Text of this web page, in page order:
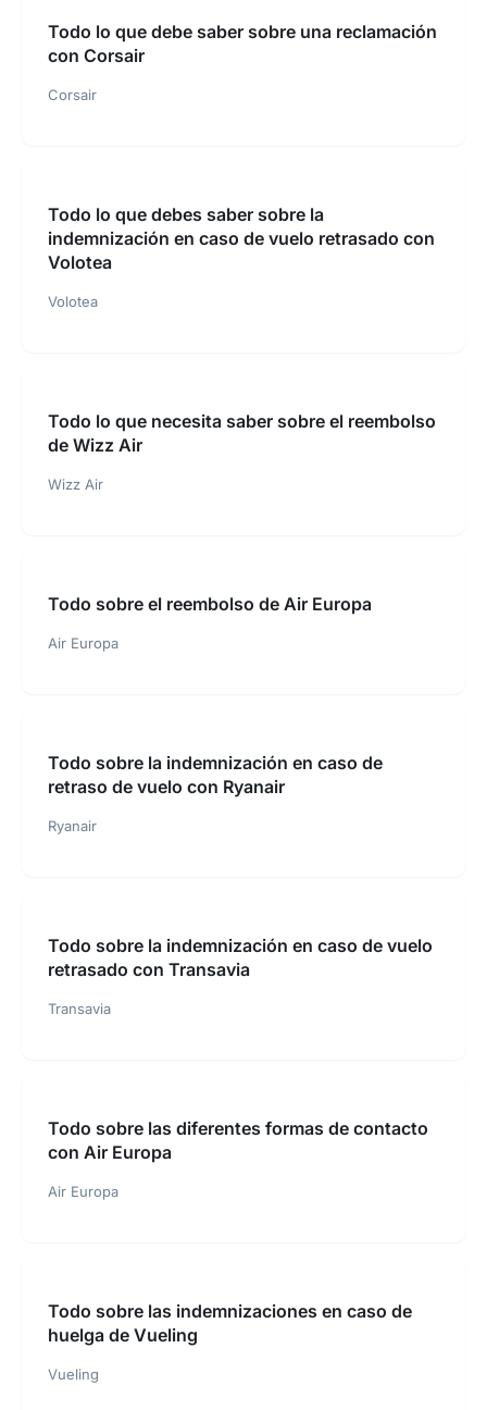
Todo lo que debe saber sobre una reclamación
con Corsair
Corsair
Todo lo que debes saber sobre la
indemnización en caso de vuelo retrasado con
Volotea
Volotea
Todo lo que necesita saber sobre el reembolso
de Wizz Air
Wizz Air
Todo sobre el reembolso de Air Europa
Air Europa
Todo sobre la indemnización en caso de
retraso de vuelo con Ryanair
Ryanair
Todo sobre la indemnización en caso de vuelo
retrasado con Transavia
Transavia
Todo sobre las diferentes formas de contacto
con Air Europa
Air Europa
Todo sobre las indemnizaciones en caso de
huelga de Vueling
Vueling